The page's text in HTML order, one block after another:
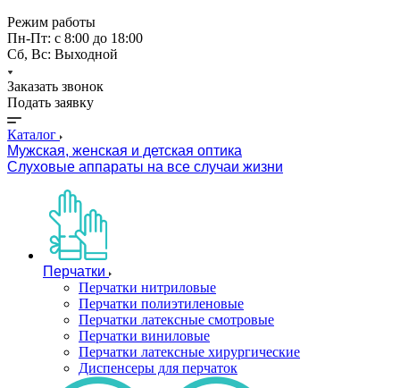
Режим работы
Пн-Пт: с 8:00 до 18:00
Сб, Вс: Выходной
Заказать звонок
Подать заявку
Каталог
Мужская, женская и детская оптика
Слуховые аппараты на все случаи жизни
Перчатки
Перчатки нитриловые
Перчатки полиэтиленовые
Перчатки латексные смотровые
Перчатки виниловые
Перчатки латексные хирургические
Диспенсеры для перчаток